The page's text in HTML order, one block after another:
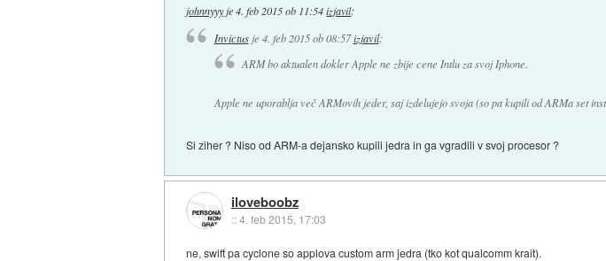
johnnyyyje4. feb 2015 ob 11:54 izjavil:
Invictusje 4. feb 2015 ob 08:57 izjavil:
ARM bo aktualen dokler Apple ne zbije cene Intlu za svoj Iphone.
Apple ne uporablja več ARMovih jeder, saj izdelujejo svoja (so pa kupili od ARMa set
Si ziher ? Niso od ARM-a dejansko kupili jedra in ga vgradili v svoj procesor ?
iloveboobz
::4. feb 2015, 17:03
ne, swift pa cyclone so applova custom arm jedra (tko kot qualcomm krait).